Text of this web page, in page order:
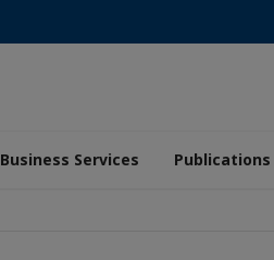
Business Services Publications